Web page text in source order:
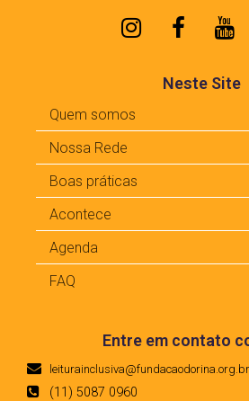
Neste Site
Quem somos
Nossa Rede
Boas práticas
Acontece
Agenda
FAQ
Entre em contato
leiturainclusiva@fundacaodorina.org.br
(11) 5087 0960